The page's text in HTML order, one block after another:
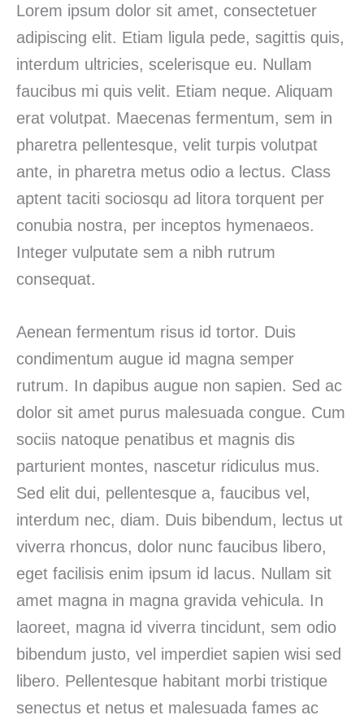
Lorem ipsum dolor sit amet, consectetuer
adipiscing elit. Etiam ligula pede, sagittis quis,
interdum ultricies, scelerisque eu. Nullam
faucibus mi quis velit. Etiam neque. Aliquam
erat volutpat. Maecenas fermentum, sem in
pharetra pellentesque, velit turpis volutpat
ante, in pharetra metus odio a lectus. Class
aptent taciti sociosqu ad litora torquent per
conubia nostra, per inceptos hymenaeos.
Integer vulputate sem a nibh rutrum
consequat.
Aenean fermentum risus id tortor. Duis
condimentum augue id magna semper
rutrum. In dapibus augue non sapien. Sed ac
dolor sit amet purus malesuada congue. Cum
sociis natoque penatibus et magnis dis
parturient montes, nascetur ridiculus mus.
Sed elit dui, pellentesque a, faucibus vel,
interdum nec, diam. Duis bibendum, lectus ut
viverra rhoncus, dolor nunc faucibus libero,
eget facilisis enim ipsum id lacus. Nullam sit
amet magna in magna gravida vehicula. In
laoreet, magna id viverra tincidunt, sem odio
bibendum justo, vel imperdiet sapien wisi sed
libero. Pellentesque habitant morbi tristique
senectus et netus et malesuada fames ac